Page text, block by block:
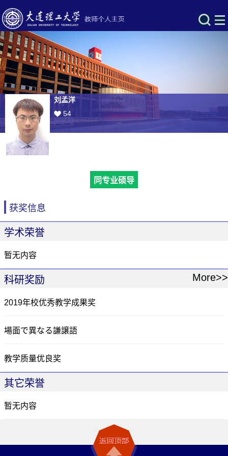
刘孟洋
54
同专业硕导
获奖信息
学术荣誉
暂无内容
科研奖励 More>>
2019年校优秀教学成果奖
場面で異なる謙譲語
教学质量优良奖
其它荣誉
暂无内容